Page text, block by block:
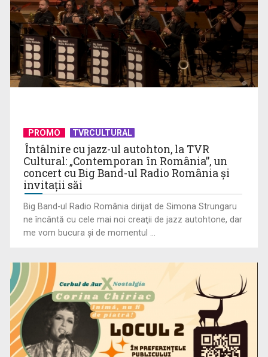
PROMO TVRCULTURAL
Întâlnire cu jazz-ul autohton, la TVR
Cultural: „Contemporan în România”, un
concert cu Big Band-ul Radio România şi
invitaţii săi
Big Band-ul Radio România dirijat de Simona Strungaru
ne încântă cu cele mai noi creaţii de jazz autohtone, dar
me vom bucura şi de momentul ...